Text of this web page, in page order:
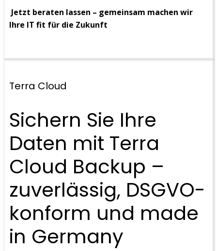
Jetzt beraten lassen – gemeinsam machen wir
Ihre IT fit für die Zukunft
Terra Cloud
Sichern Sie Ihre
Daten mit Terra
Cloud Backup –
zuverlässig, DSGVO-
konform und made
in Germany